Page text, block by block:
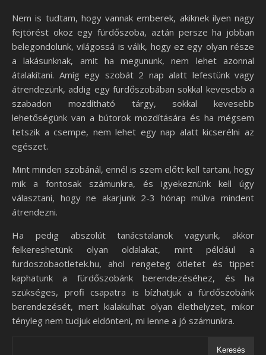
Nem is tudtam, hogy vannak emberek, akiknek ilyen nagy
fejtörést okoz egy fürdőszoba, aztán persze ha jobban
belegondolunk, világossá is válik, hogy ez egy olyan része
a lakásunknak, amit ha megununk, nem lehet azonnal
átalakítani. Amíg egy szobát 2 nap alatt lefestünk vagy
átrendezünk, addig egy fürdőszobában sokkal kevesebb a
szabadon mozdítható tárgy, sokkal kevesebb
lehetőségünk van a bútorok mozdítására és ha mégsem
tetszik a csempe, nem lehet egy nap alatt kicserélni az
egészet.
Mint minden szobánál, ennél is szem előtt kell tartani, hogy
mik a fontosak számunkra, és igyekeznünk kell úgy
választani, hogy ne akarjunk 2-3 hónap múlva mindent
átrendezni.
Ha pedig abszolút tanácstalanok vagyunk, akkor
felkereshetünk olyan oldalakat, mint például a
furdoszobaotletek.hu, ahol rengeteg ötletet és tippet
kaphatunk a fürdőszobánk berendezéséhez, és ha
szükséges, profi csapatra is bízhatjuk a fürdőszobánk
berendezését, mert kialakulhat olyan élethelyzet, mikor
tényleg nem tudjuk eldönteni, mi lenne a jó számunkra.
Keresés